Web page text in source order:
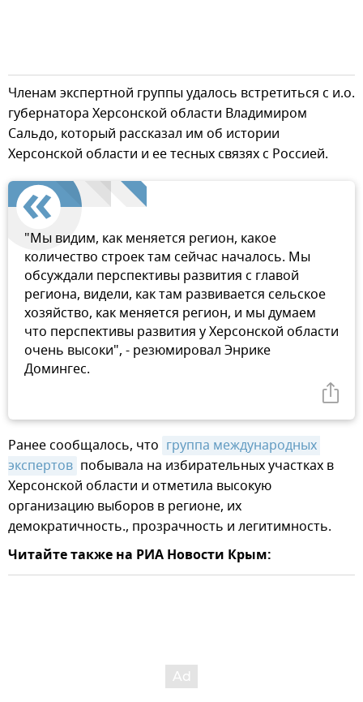
Членам экспертной группы удалось встретиться с и.о.
губернатора Херсонской области Владимиром
Сальдо, который рассказал им об истории
Херсонской области и ее тесных связях с Россией.
"Мы видим, как меняется регион, какое
количество строек там сейчас началось. Мы
обсуждали перспективы развития с главой
региона, видели, как там развивается сельское
хозяйство, как меняется регион, и мы думаем
что перспективы развития у Херсонской области
очень высоки", - резюмировал Энрике
Домингес.
Ранее сообщалось, что группа международных
экспертов побывала на избирательных участках в
Херсонской области и отметила высокую
организацию выборов в регионе, их
демократичность., прозрачность и легитимность.
Читайте также на РИА Новости Крым: